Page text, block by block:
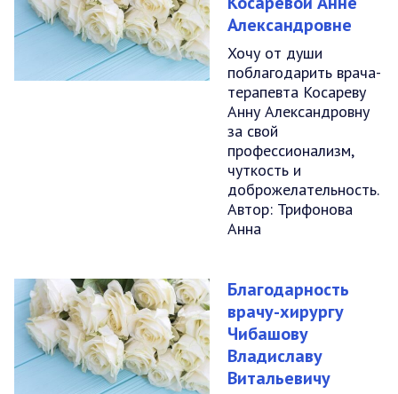
Александровне
Хочу от души
поблагодарить врача-
терапевта Косареву
Анну Александровну
за свой
профессионализм,
чуткость и
доброжелательность.
Автор: Трифонова
Анна
Благодарность
врачу-хирургу
Чибашову
Владиславу
Витальевичу